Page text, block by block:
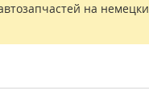
на